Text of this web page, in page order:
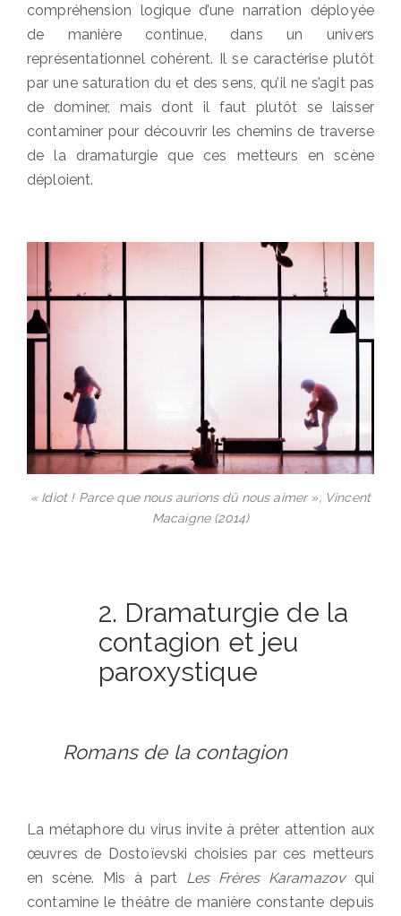
compréhension logique d’une narration déployée
de manière continue, dans un univers
représentationnel cohérent. Il se caractérise plutôt
par une saturation du et des sens, qu’il ne s’agit pas
de dominer, mais dont il faut plutôt se laisser
contaminer pour découvrir les chemins de traverse
de la dramaturgie que ces metteurs en scène
déploient.
« Idiot ! Parce que nous aurions dû nous aimer », Vincent
Macaigne (2014)
2. Dramaturgie de la
contagion et jeu
paroxystique
Romans de la contagion
La métaphore du virus invite à prêter attention aux
œuvres de Dostoïevski choisies par ces metteurs
en scène. Mis à part Les Frères Karamazovqui
contamine le théâtre de manière constante depuis